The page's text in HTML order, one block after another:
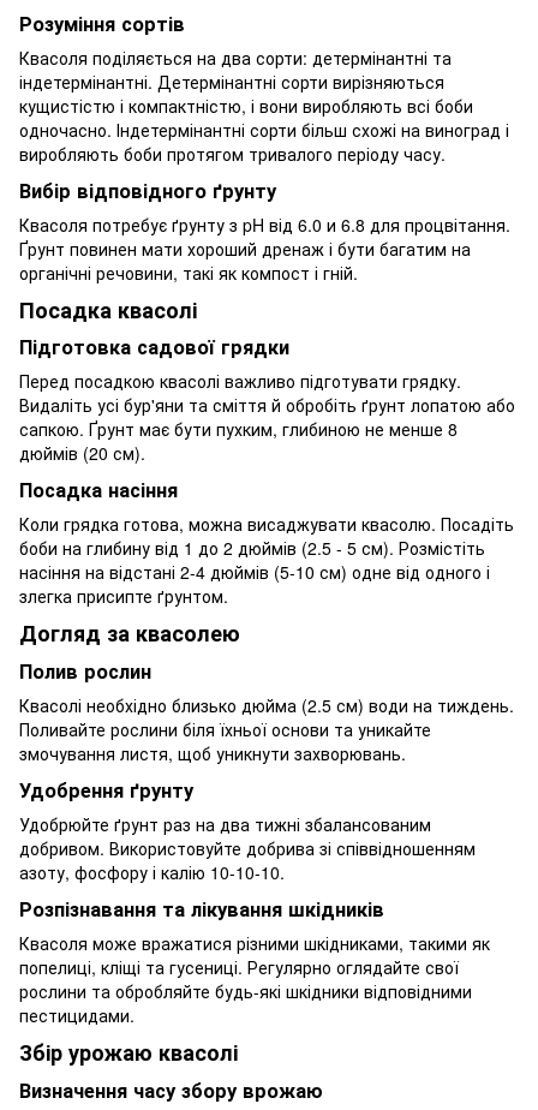
Розуміння сортів
Квасоля поділяється на два сорти: детермінантні та
індетермінантні. Детермінантні сорти вирізняються
кущистістю і компактністю, і вони виробляють всі боби
одночасно. Індетермінантні сорти більш схожі на виноград і
виробляють боби протягом тривалого періоду часу.
Вибір відповідного ґрунту
Квасоля потребує ґрунту з pH від 6.0 и 6.8 для процвітання.
Ґрунт повинен мати хороший дренаж і бути багатим на
органічні речовини, такі як компост і гній.
Посадка квасолі
Підготовка садової грядки
Перед посадкою квасолі важливо підготувати грядку.
Видаліть усі бур'яни та сміття й обробіть ґрунт лопатою або
сапкою. Ґрунт має бути пухким, глибиною не менше 8
дюймів (20 см).
Посадка насіння
Коли грядка готова, можна висаджувати квасолю. Посадіть
боби на глибину від 1 до 2 дюймів (2.5 - 5 см). Розмістіть
насіння на відстані 2-4 дюймів (5-10 см) одне від одного і
злегка присипте ґрунтом.
Догляд за квасолею
Полив рослин
Квасолі необхідно близько дюйма (2.5 см) води на тиждень.
Поливайте рослини біля їхньої основи та уникайте
змочування листя, щоб уникнути захворювань.
Удобрення ґрунту
Удобрюйте ґрунт раз на два тижні збалансованим
добривом. Використовуйте добрива зі співвідношенням
азоту, фосфору і калію 10-10-10.
Розпізнавання та лікування шкідників
Квасоля може вражатися різними шкідниками, такими як
попелиці, кліщі та гусениці. Регулярно оглядайте свої
рослини та обробляйте будь-які шкідники відповідними
пестицидами.
Збір урожаю квасолі
Визначення часу збору врожаю